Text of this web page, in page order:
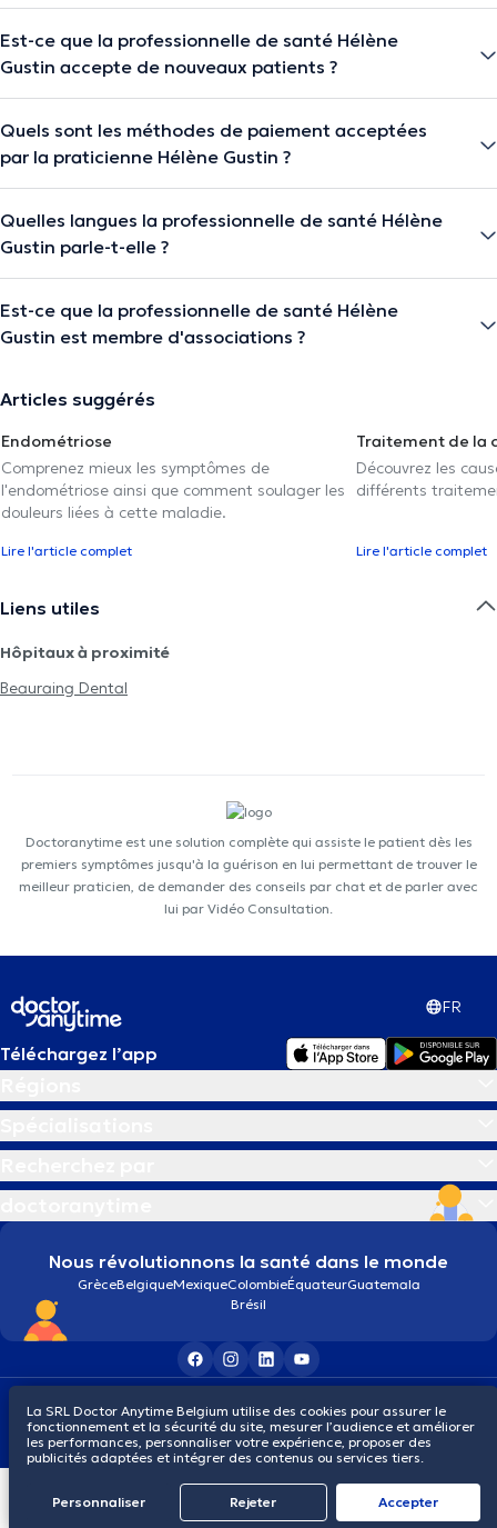
Est-ce que la professionnelle de santé Hélène
Gustin accepte de nouveaux patients ?
Quels sont les méthodes de paiement acceptées
par la praticienne Hélène Gustin ?
Quelles langues la professionnelle de santé Hélène
Gustin parle-t-elle ?
Est-ce que la professionnelle de santé Hélène
Gustin est membre d'associations ?
Articles suggérés
Endométriose
Comprenez mieux les symptômes de
l'endométriose ainsi que comment soulager les
douleurs liées à cette maladie.
Lire l'article complet
Traitement de la
Découvrez les
différents
Lire l'article complet
Liens utiles
Hôpitaux à proximité
Beauraing Dental
Doctoranytime est une solution complète qui assiste le patient dès les
premiers symptômes jusqu'à la guérison en lui permettant de trouver le
meilleur praticien, de demander des conseils par chat et de parler avec
lui par Vidéo Consultation.
FR
Téléchargez l’app
Nous révolutionnons la santé dans le monde
GrèceBelgiqueMexiqueColombieÉquateurGuatemala
Brésil
© 2026 doctoranytime
La SRL Doctor Anytime Belgium utilise des cookies pour assurer le
fonctionnement et la sécurité du site, mesurer l’audience et améliorer
les performances, personnaliser votre expérience, proposer des
publicités adaptées et intégrer des contenus ou services tiers.
Personnaliser Rejeter Αccepter